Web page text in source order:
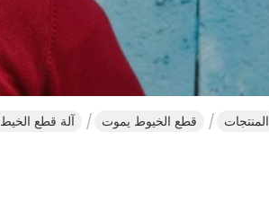
المنتجات قطع الخيوط يموت آلة قطع الخيط M35 / M2 يموت DIN 223 مادة سبائك الصلب القياسية